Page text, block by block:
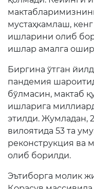
мустаҳкамлаш,
ишларини олиб
ишлар амалга
Биргина ўтган
пандемия
бўлмасин, мактаб
ишларига
этилди. Жумладан,
вилоятида 53 та
реконструкция ва
олиб борилди.
Эътиборга молик